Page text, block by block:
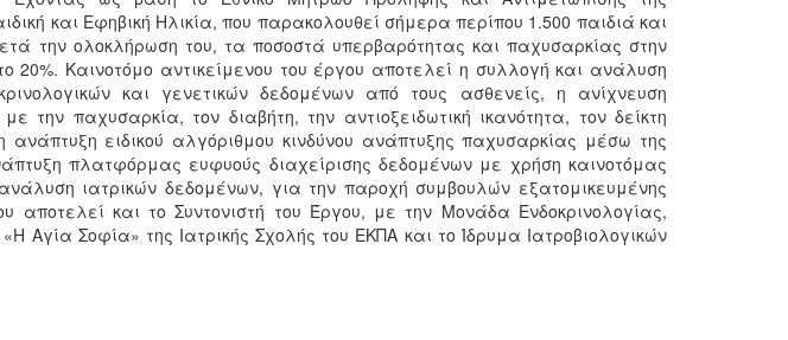
και Εφηβική Ηλικία, που παρακολουθεί σήμερα περίπου 1.500 παιδιά και
την ολοκλήρωση του, τα ποσοστά υπερβαρότητας και παχυσαρκίας στην
Καινοτόμο αντικείμενου του έργου αποτελεί η συλλογή και ανάλυση
και γενετικών δεδομένων από τους ασθενείς, η ανίχνευση
την παχυσαρκία, τον διαβήτη, την αντιοξειδωτική ικανότητα, τον δείκτη
ειδικού αλγόριθμου κινδύνου ανάπτυξης παχυσαρκίας μέσω της
πλατφόρμας ευφυούς διαχείρισης δεδομένων με χρήση καινοτόμας
ιατρικών δεδομένων, για την παροχή συμβουλών εξατομικευμένης
και το Συντονιστή του Έργου, με την Μονάδα Ενδοκρινολογίας,
Αγία Σοφία» της Ιατρικής Σχολής του ΕΚΠΑ και το Ίδρυμα Ιατροβιολογικών